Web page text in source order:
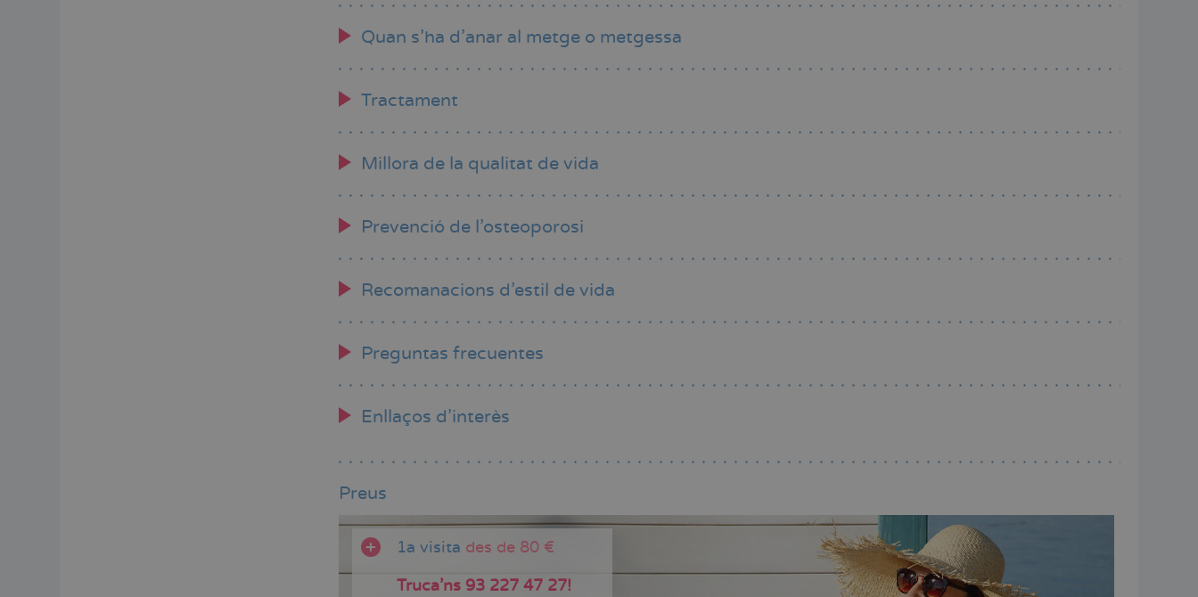
Quan s’ha d’anar al metge o metgessa
Tractament
Millora de la qualitat de vida
Prevenció de l’osteoporosi
Recomanacions d’estil de vida
Preguntas frecuentes
Enllaços d'interès
Preus
1a visita des de 80 €
Truca'ns 93 227 47 27!